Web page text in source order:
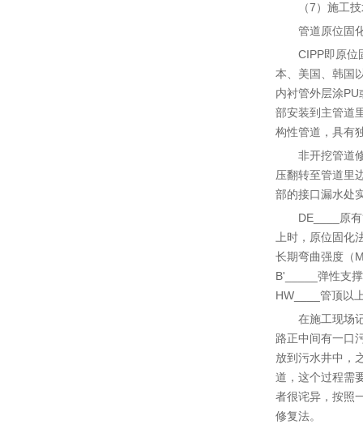
（7）施工
管道原位固
CIPP即原位
本、美国、韩国
内衬管外层涂
部安装到主管道
构性管道，具有
非开挖管道
压翻转至管道里
部的接口漏水处
DE____原
上时，原位固化
长期弯曲强度（
B'_____弹性支
HW____管顶以
在施工现场
路正中间有一口
放到污水井中，
道，这个过程需
者很诧异，按照
修复法。